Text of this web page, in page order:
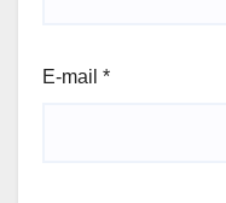
E-mail *